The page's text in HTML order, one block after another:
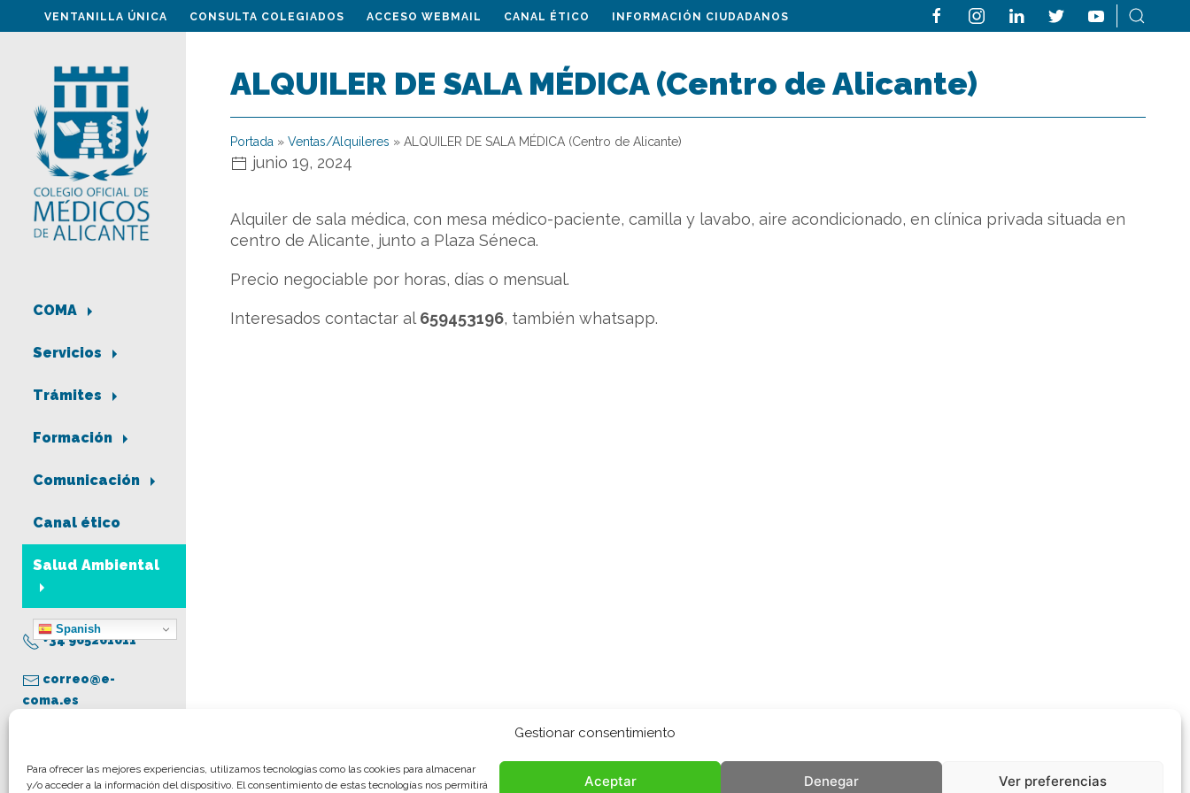
Gestionar consentimiento
Para ofrecer las mejores experiencias, utilizamos tecnologías como las cookies para almacenar
y/o acceder a la información del dispositivo. El consentimiento de estas tecnologías nos permitirá
Aceptar Denegar Ver preferencias
VENTANILLA ÚNICA CONSULTA COLEGIADOS ACCESO WEBMAIL CANAL ÉTICO INFORMACIÓN CIUDADANOS
COMA
Servicios
Trámites
Formación
Comunicación
Canal ético
Salud Ambiental
Spanish
+34 965261011
correo@e-
coma.es
Aviso legal
ALQUILER DE SALA MÉDICA (Centro de Alicante)
Portada » Ventas/Alquileres » ALQUILER DE SALA MÉDICA (Centro de Alicante)
junio 19, 2024
Alquiler de sala médica, con mesa médico-paciente, camilla y lavabo, aire acondicionado, en clínica privada situada en
centro de Alicante, junto a Plaza Séneca.
Precio negociable por horas, días o mensual.
Interesados contactar al 659453196, también whatsapp.